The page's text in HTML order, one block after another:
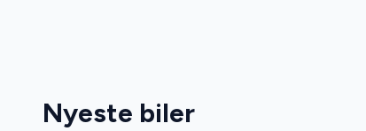
Nyeste biler